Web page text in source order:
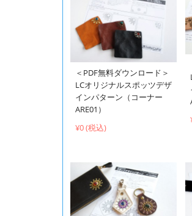
＜PDF無料ダウンロード＞
LCオリジナルスポッツデザ
インパターン（コーナー
ARE01）
¥0 (税込)